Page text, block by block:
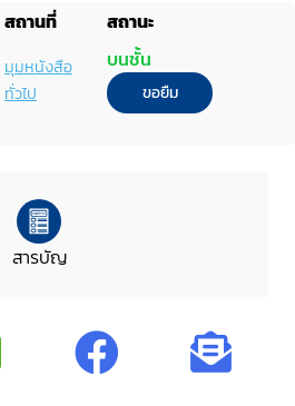
สถานที่
สถานะ
มุมหนังสือ
ทั่วไป
บนชั้น
ขอยืม
สารบัญ